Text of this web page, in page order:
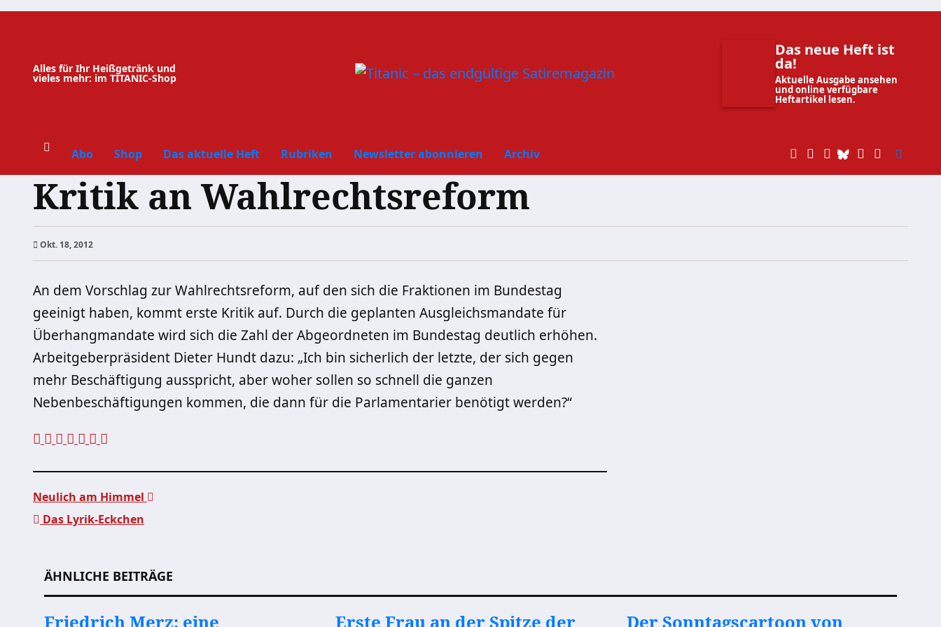
Zum
Alles für Ihr Heißgetränk und
vieles mehr: im TITANIC-Shop
Das neue Heft ist
da!
Aktuelle Ausgabe ansehen
und online verfügbare
Heftartikel lesen.
Abo Shop Das aktuelle Heft Rubriken Newsletter abonnieren Archiv
Kritik an Wahlrechtsreform
Okt. 18, 2012
An dem Vorschlag zur Wahlrechtsreform, auf den sich die Fraktionen im Bundestag
geeinigt haben, kommt erste Kritik auf. Durch die geplanten Ausgleichsmandate für
Überhangmandate wird sich die Zahl der Abgeordneten im Bundestag deutlich erhöhen.
Arbeitgeberpräsident Dieter Hundt dazu: „Ich bin sicherlich der letzte, der sich gegen
mehr Beschäftigung ausspricht, aber woher sollen so schnell die ganzen
Nebenbeschäftigungen kommen, die dann für die Parlamentarier benötigt werden?“
Neulich am Himmel
Das Lyrik-Eckchen
ÄHNLICHE BEITRÄGE
Friedrich Merz: eine Erste Frau an der Spitze der Der Sonntagscartoon von